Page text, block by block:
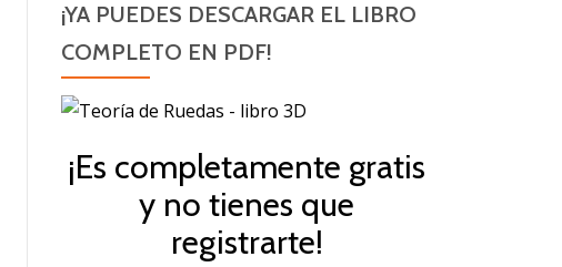
¡YA PUEDES DESCARGAR EL LIBRO
COMPLETO EN PDF!
¡Es completamente gratis
y no tienes que
registrarte!